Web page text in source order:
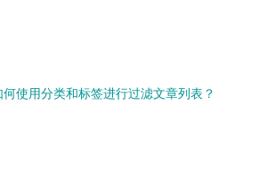
使用分类和标签进行过滤文章列表？